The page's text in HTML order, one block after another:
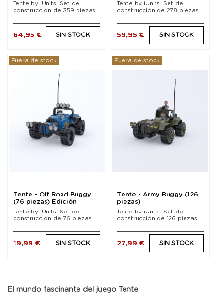
Tente by iUnits. Set de
construcción de 359 piezas
64,95 € SIN STOCK
Tente by iUnits. Set de
construcción de 278 piezas
59,95 € SIN STOCK
Fuera de stock
Tente - Off Road Buggy
(76 piezas) Edición
Limitada
Tente by iUnits. Set de
construcción de 76 piezas
19,99 € SIN STOCK
Fuera de stock
Tente - Army Buggy (126
piezas)
Tente by iUnits. Set de
construcción de 126 piezas
27,99 € SIN STOCK
El mundo fascinante del juego Tente